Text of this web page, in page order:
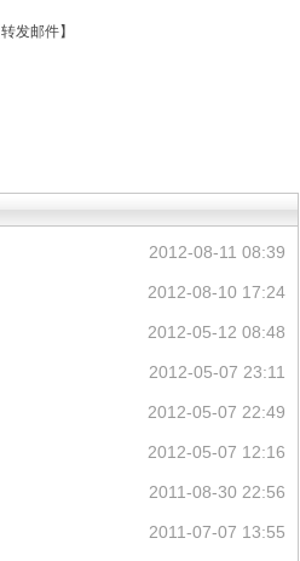
转发邮件】
2012-08-11 08:39
2012-08-10 17:24
2012-05-12 08:48
2012-05-07 23:11
2012-05-07 22:49
2012-05-07 12:16
2011-08-30 22:56
2011-07-07 13:55